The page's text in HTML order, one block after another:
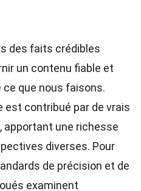
des faits crédibles
un contenu fiable et
que nous faisons.
est contribué par de vrais
une richesse
diverses. Pour
de précision et de
examinent